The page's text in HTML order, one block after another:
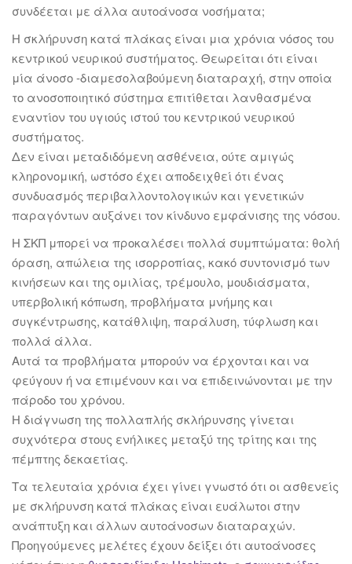
συνδέεται με άλλα αυτοάνοσα νοσήματα;
Η σκλήρυνση κατά πλάκας είναι μια χρόνια νόσος του
κεντρικού νευρικού συστήματος. Θεωρείται ότι είναι
μία άνοσο -διαμεσολαβούμενη διαταραχή, στην οποία
το ανοσοποιητικό σύστημα επιτίθεται λανθασμένα
εναντίον του υγιούς ιστού του κεντρικού νευρικού
συστήματος.
Δεν είναι μεταδιδόμενη ασθένεια, ούτε αμιγώς
κληρονομική, ωστόσο έχει αποδειχθεί ότι ένας
συνδυασμός περιβαλλοντολογικών και γενετικών
παραγόντων αυξάνει τον κίνδυνο εμφάνισης της νόσου.
Η ΣΚΠ μπορεί να προκαλέσει πολλά συμπτώματα: θολή
όραση, απώλεια της ισορροπίας, κακό συντονισμό των
κινήσεων και της ομιλίας, τρέμουλο, μουδιάσματα,
υπερβολική κόπωση, προβλήματα μνήμης και
συγκέντρωσης, κατάθλιψη, παράλυση, τύφλωση και
πολλά άλλα.
Αυτά τα προβλήματα μπορούν να έρχονται και να
φεύγουν ή να επιμένουν και να επιδεινώνονται με την
πάροδο του χρόνου.
Η διάγνωση της πολλαπλής σκλήρυνσης γίνεται
συχνότερα στους ενήλικες μεταξύ της τρίτης και της
πέμπτης δεκαετίας.
Τα τελευταία χρόνια έχει γίνει γνωστό ότι οι ασθενείς
με σκλήρυνση κατά πλάκας είναι ευάλωτοι στην
ανάπτυξη και άλλων αυτοάνοσων διαταραχών.
Προηγούμενες μελέτες έχουν δείξει ότι αυτοάνοσες